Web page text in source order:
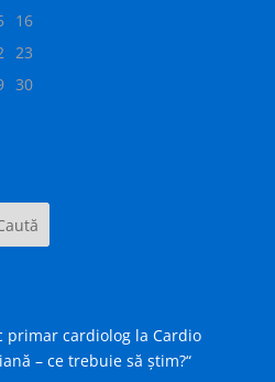
16
23
30
primar cardiolog la Cardio
– ce trebuie să ştim?“